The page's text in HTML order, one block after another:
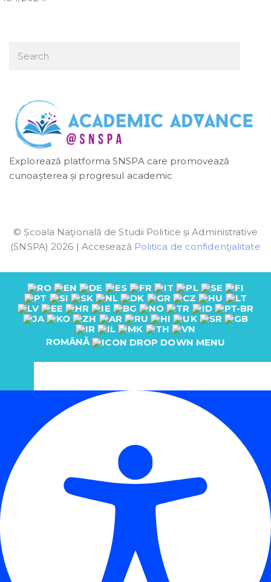
Explorează platforma SNSPA care promovează
cunoașterea și progresul academic
© Școala Naţională de Studii Politice și Administrative
(SNSPA) 2026 | Accesează Politica de confidenţialitate
ROMÂNĂ